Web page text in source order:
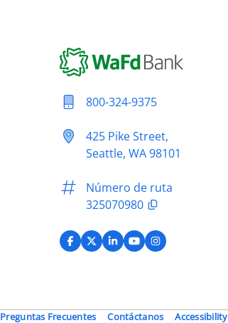
800-324-9375
425 Pike Street,
Seattle, WA 98101
Número de ruta
325070980
FacebookX (Twitter)
LinkedInYouTubeInstagram
Preguntas Frecuentes Contáctanos Accessibility